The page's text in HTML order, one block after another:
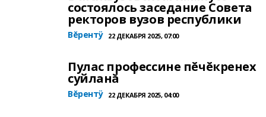
состоялось заседание Совета
ректоров вузов республики
Вĕрентÿ 22 ДЕКАБРЯ 2025, 07:00
Пулас профессине пĕчĕкренех
суйланă
Вĕрентÿ 22 ДЕКАБРЯ 2025, 04:00